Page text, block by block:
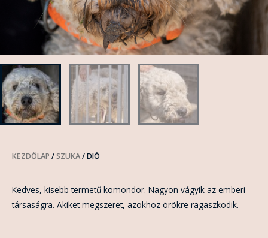
KEZDŐLAP /SZUKA/ DIÓ
Kedves, kisebb termetű komondor. Nagyon vágyik az emberi
társaságra. Akiket megszeret, azokhoz örökre ragaszkodik.